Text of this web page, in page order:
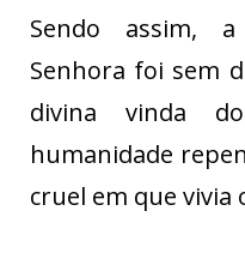
Sendo assim,
Senhora foi sem
divina vinda
humanidade
cruel em que vivia